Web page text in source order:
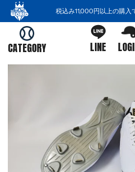
税込み11,000円以上の購入
CATEGORY LINE